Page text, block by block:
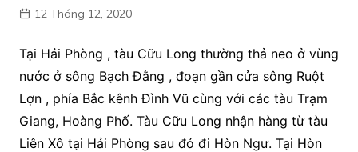
12 Tháng 12, 2020
Tại Hải Phòng , tàu Cữu Long thường thả neo ở vùng
nước ở sông Bạch Đằng , đoạn gần cửa sông Ruột
Lợn , phía Bắc kênh Đình Vũ cùng với các tàu Trạm
Giang, Hoàng Phố. Tàu Cữu Long nhận hàng từ tàu
Liên Xô tại Hải Phòng sau đó đi Hòn Ngư. Tại Hòn